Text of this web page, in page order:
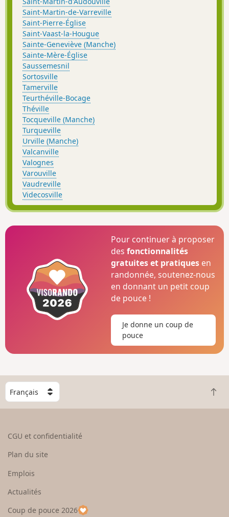
Saint-Martin-de-Varreville
Saint-Pierre-Église
Saint-Vaast-la-Hougue
Sainte-Geneviève (Manche)
Sainte-Mère-Église
Saussemesnil
Sortosville
Tamerville
Teurthéville-Bocage
Théville
Tocqueville (Manche)
Turqueville
Urville (Manche)
Valcanville
Valognes
Varouville
Vaudreville
Videcosville
Pour continuer à proposer
desfonctionnalités
gratuites et pratiques en
randonnée, soutenez-nous
en donnant un petit coup
de pouce !
Je donne un coup de
pouce
C
h
o
e
u
R
e
CGU et confidentialité
Plan du site
Emplois
Actualités
Coup de pouce 2026